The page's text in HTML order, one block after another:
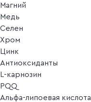
Магний
Медь
Селен
Хром
Цинк
Антиоксиданты
L-карнозин
PQQ
Альфа-липоевая кислота